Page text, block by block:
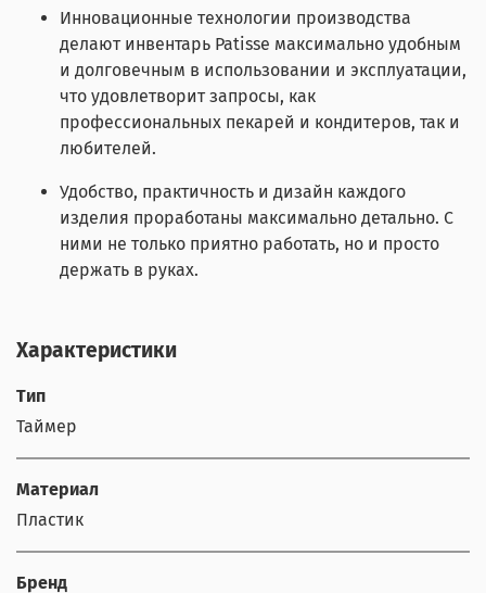
Инновационные технологии производства
делают инвентарь Patisse максимально удобным
и долговечным в использовании и эксплуатации,
что удовлетворит запросы, как
профессиональных пекарей и кондитеров, так и
любителей.
Удобство, практичность и дизайн каждого
изделия проработаны максимально детально. С
ними не только приятно работать, но и просто
держать в руках.
Характеристики
Тип
Таймер
Материал
Пластик
Бренд